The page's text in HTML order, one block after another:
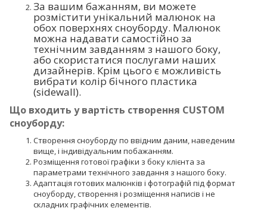
За вашим бажанням, ви можете
розмістити унікальний малюнок на
обох поверхнях сноуборду. Малюнок
можна надавати самостійно за
технічним завданням з нашого боку,
або скористатися послугами наших
дизайнерів. Крім цього є можливість
вибрати колір бічного пластика
(sidewall).
Що входить у вартість створення CUSTOM
сноуборду:
Створення сноуборду по ввідним даним, наведеним
вище, і індивідуальним побажанням.
Розміщення готової графіки з боку клієнта за
параметрами технічного завдання з нашого боку.
Адаптація готових малюнків і фотографій під формат
сноуборду, створення і розміщення написів і не
складних графічних елементів.